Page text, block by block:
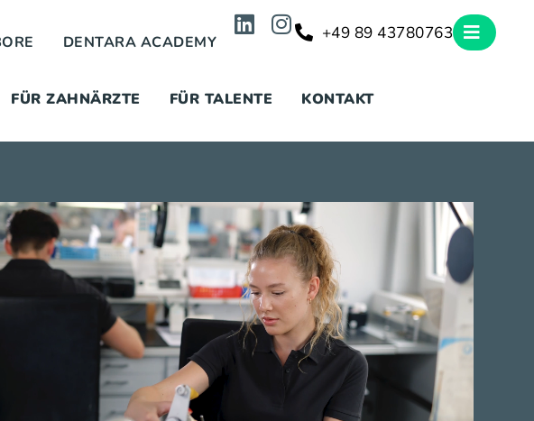
DENTARA ACADEMY +49 89 43780763
FÜR ZAHNÄRZTE FÜR TALENTE KONTAKT